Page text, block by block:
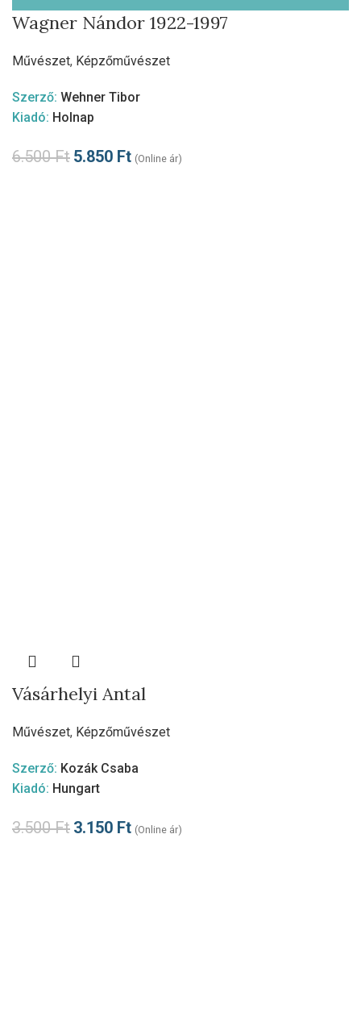
Wagner Nándor 1922-1997
Művészet, Képzőművészet
Szerző: Wehner Tibor
Kiadó: Holnap
6.500Ft 5.850 Ft (Online ár)
Vásárhelyi Antal
Művészet, Képzőművészet
Szerző: Kozák Csaba
Kiadó: Hungart
3.500Ft 3.150 Ft (Online ár)